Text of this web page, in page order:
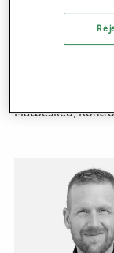
Skicka mejl till
Mätbesked,